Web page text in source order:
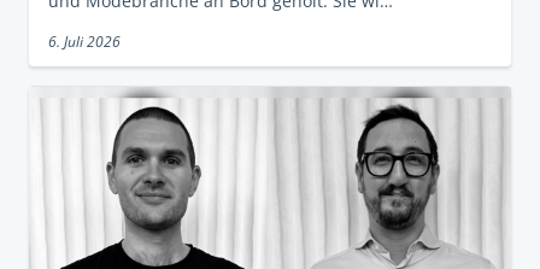
6. Juli 2026